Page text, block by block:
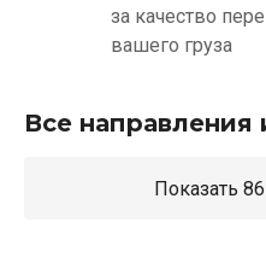
за качество
вашего груза
Все направления